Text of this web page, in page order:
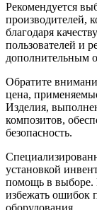
Рекомендуется
производителей,
благодаря
пользователей и
дополнительным
Обратите
цена,
Изделия,
композитов,
безопасность.
установкой
помощь в выборе.
избежать ошибок